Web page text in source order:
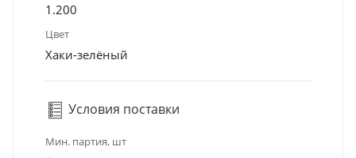
1.200
Цвет
Хаки-зелёный
Условия поставки
Мин. партия, шт